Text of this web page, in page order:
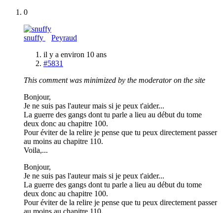
0
snuffy
Peyraud
il y a environ 10 ans
#5831
This comment was minimized by the moderator on the site
Bonjour,
Je ne suis pas l'auteur mais si je peux t'aider...
La guerre des gangs dont tu parle a lieu au début du tome
deux donc au chapitre 100.
Pour éviter de la relire je pense que tu peux directement passer
au moins au chapitre 110.
Voila,...
Bonjour,
Je ne suis pas l'auteur mais si je peux t'aider...
La guerre des gangs dont tu parle a lieu au début du tome
deux donc au chapitre 100.
Pour éviter de la relire je pense que tu peux directement passer
au moins au chapitre 110.